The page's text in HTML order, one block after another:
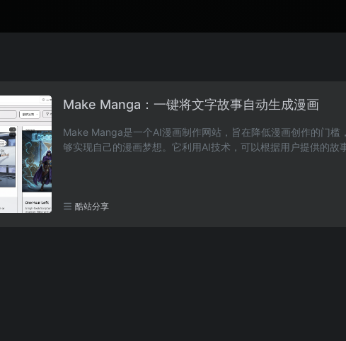
Make Manga：一键将文字故事自动生成漫画
Make Manga是一个AI漫画制作网站，旨在降低漫画创作的门槛
够实现自己的漫画梦想。它利用AI技术，可以根据用户提供的故
酷站分享